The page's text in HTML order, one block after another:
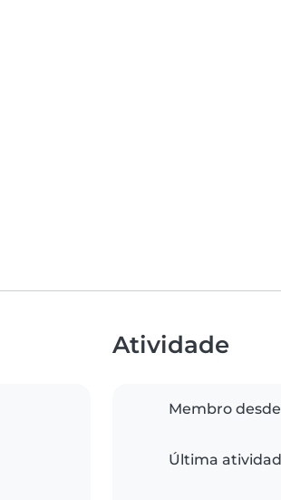
Atividade
Membro desde
Última